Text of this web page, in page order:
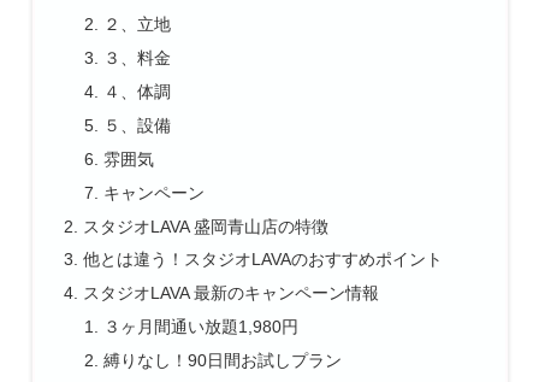
２、立地
３、料金
４、体調
５、設備
雰囲気
キャンペーン
スタジオLAVA 盛岡青山店の特徴
他とは違う！スタジオLAVAのおすすめポイント
スタジオLAVA 最新のキャンペーン情報
３ヶ月間通い放題1,980円
縛りなし！90日間お試しプラン